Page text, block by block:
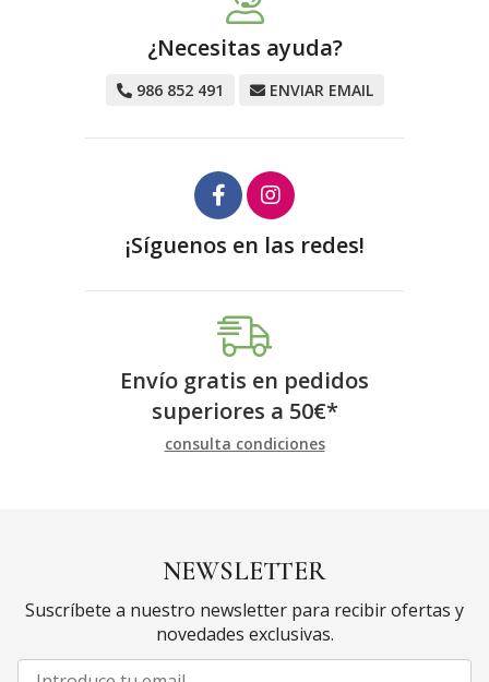
¿Necesitas ayuda?
986 852 491 ENVIAR EMAIL
¡Síguenos en las redes!
Envío gratis en pedidos
superiores a 50€*
consulta condiciones
NEWSLETTER
Suscríbete a nuestro newsletter para recibir ofertas y
novedades exclusivas.